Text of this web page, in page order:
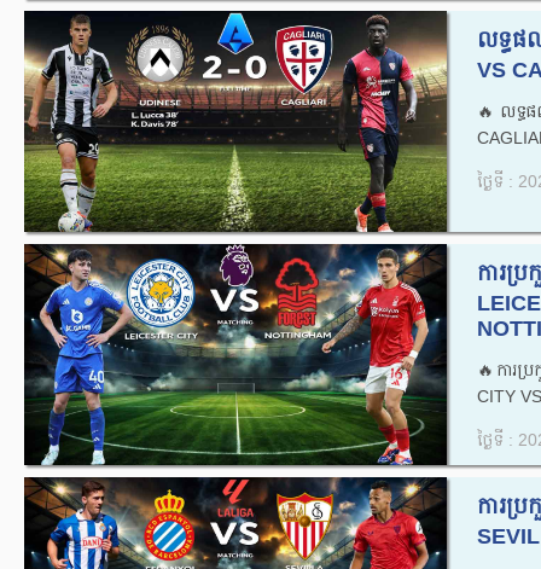
លទ្ធផ
VS
🔥លទ្ធ
ថ្ងៃទី :
ការប្
🔥ការប្
CITY
ថ្ងៃទី :
ការប្